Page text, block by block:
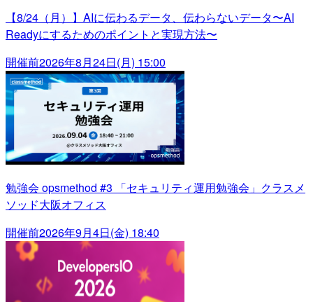
【8/24（月）】AIに伝わるデータ、伝わらないデータ〜AI
Readyにするためのポイントと実現方法〜
開催前2026年8月24日(月) 15:00
勉強会 opsmethod #3 「セキュリティ運用勉強会」クラスメ
ソッド大阪オフィス
開催前2026年9月4日(金) 18:40